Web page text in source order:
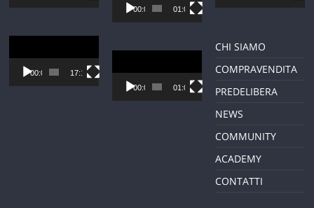
Player
00:00 17:12
00:00 01:01
Player
00:00 01:01
CHI SIAMO
COMPRAVENDITA
PREDELIBERA
NEWS
COMMUNITY
ACADEMY
CONTATTI